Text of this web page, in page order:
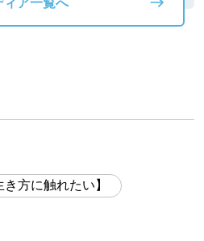
ィア一覧へ
方に触れたい】